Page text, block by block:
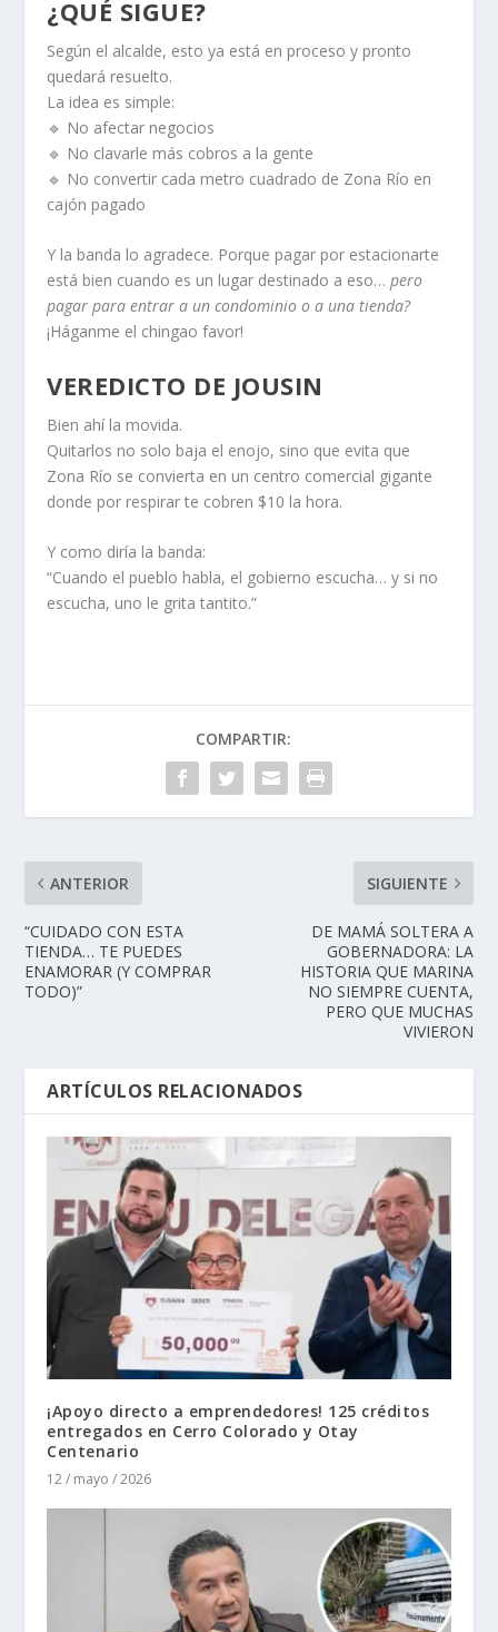
¿QUÉ SIGUE?
Según el alcalde, esto ya está en proceso y pronto
quedará resuelto.
La idea es simple:
🔹 No afectar negocios
🔹 No clavarle más cobros a la gente
🔹 No convertir cada metro cuadrado de Zona Río en
cajón pagado
Y la banda lo agradece. Porque pagar por estacionarte
está bien cuando es un lugar destinado a eso…pero
pagar para entrar a un condominio o a una tienda?
¡Háganme el chingao favor!
VEREDICTO DE JOUSIN
Bien ahí la movida.
Quitarlos no solo baja el enojo, sino que evita que
Zona Río se convierta en un centro comercial gigante
donde por respirar te cobren $10 la hora.
Y como diría la banda:
“Cuando el pueblo habla, el gobierno escucha… y si no
escucha, uno le grita tantito.”
COMPARTIR:
ANTERIOR
“CUIDADO CON ESTA
TIENDA… TE PUEDES
ENAMORAR (Y COMPRAR
TODO)”
SIGUIENTE
DE MAMÁ SOLTERA A
GOBERNADORA: LA
HISTORIA QUE MARINA
NO SIEMPRE CUENTA,
PERO QUE MUCHAS
VIVIERON
ARTÍCULOS RELACIONADOS
¡Apoyo directo a emprendedores! 125 créditos
entregados en Cerro Colorado y Otay
Centenario
12 / mayo / 2026